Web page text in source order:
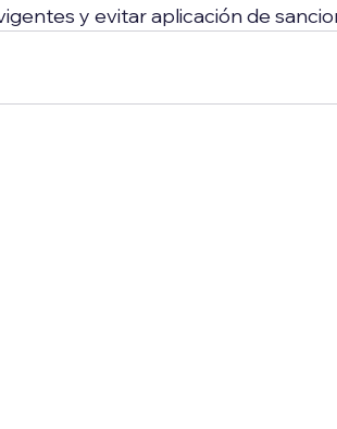
y evitar aplicación de